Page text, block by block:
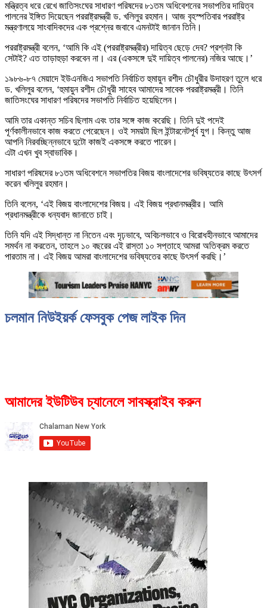
মন্ত্রিত্ব ধরে রেখে জাতিসংঘের সাধারণ পরিষদের ৮১তম অধিবেশনের সভাপতির দায়িত্ব
পালনের ইঙ্গিত দিয়েছেন পররাষ্ট্রমন্ত্রী ড. খলিলুর রহমান। আজ বৃহস্পতিবার পররাষ্ট্র
মন্ত্রণালয়ে সাংবাদিকদের এক প্রশ্নের জবাবে এমনটাই জানান তিনি।
পররাষ্ট্রমন্ত্রী বলেন, ‘আমি কি এই (পররাষ্ট্রমন্ত্রীর) দায়িত্ব ছেড়ে দেব? প্রশ্নটা কি
সেটাই? এত তাড়াহুড়া করবেন না। এর (একসঙ্গে দুই দায়িত্ব পালনের) নজির আছে।’
১৯৮৬-৮৭ মেয়াদে ইউএনজিএ সভাপতি নির্বাচিত হুমায়ুন রশীদ চৌধুরীর উদাহরণ তুলে ধরে
ড. খলিলুর বলেন, ‘হুমায়ুন রশীদ চৌধুরী সাহেব আমাদের সাবেক পররাষ্ট্রমন্ত্রী। তিনি
জাতিসংঘের সাধারণ পরিষদের সভাপতি নির্বাচিত হয়েছিলেন।
আমি তার একান্ত সচিব ছিলাম এবং তার সঙ্গে কাজ করেছি। তিনি দুই পদেই
পূর্ণকালীনভাবে কাজ করতে পেরেছেন। ওই সময়টা ছিল ইন্টারনেটপূর্ব যুগ। কিন্তু আজ
আপনি নিরবচ্ছিন্নভাবে দুটো কাজই একসঙ্গে করতে পারেন।
এটা এখন খুব স্বাভাবিক।
সাধারণ পরিষদের ৮১তম অধিবেশনে সভাপতির বিজয় বাংলাদেশের ভবিষ্যতের কাছে উৎসর্গ
করেন খলিলুর রহমান।
তিনি বলেন, ‘এই বিজয় বাংলাদেশের বিজয়। এই বিজয় প্রধানমন্ত্রীর। আমি
প্রধানমন্ত্রীকে ধন্যবাদ জানাতে চাই।
তিনি যদি এই সিদ্ধান্ত না নিতেন এবং দৃঢ়ভাবে, অবিচলভাবে ও বিরোধহীনভাবে আমাদের
সমর্থন না করতেন, তাহলে ১০ বছরের এই রাস্তা ১০ সপ্তাহে আমরা অতিক্রম করতে
পারতাম না। এই বিজয় আমরা বাংলাদেশের ভবিষ্যতের কাছে উৎসর্গ করছি।’
চলমান নিউইয়র্ক ফেসবুক পেজ লাইক দিন
আমাদের ইউটিউব চ্যানেলে সাবস্ক্রাইব করুন